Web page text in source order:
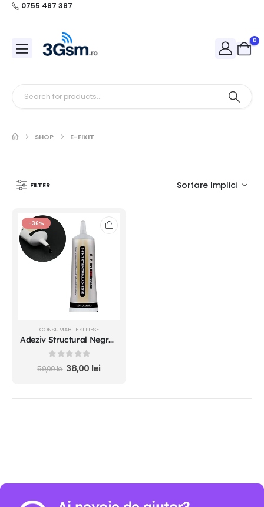
0755 487 387
0
SHOP E-FIXIT
FILTER
-36%
CONSUMABILE SI PIESE
Adeziv Structural Negru E-Fixit A130 50ml
out of 5
59,00lei 38,00 lei